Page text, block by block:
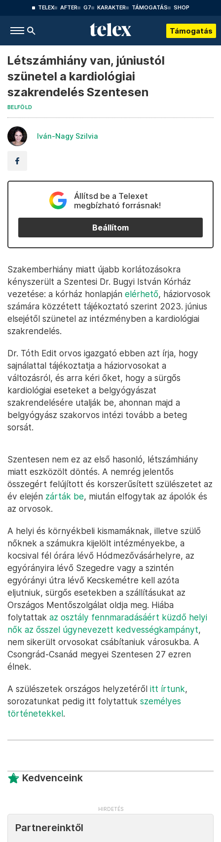
TELEX AFTER G7 KARAKTER TÁMOGATÁS SHOP
Támogatás
Létszámhiány van, júniustól
szünetel a kardiológiai
szakrendelés Szentesen
BELFÖLD
Iván-Nagy Szilvia
Állítsd be a Telexet
megbízható forrásnak!
Beállítom
Szakemberhiány miatt újabb korlátozásokra
kényszerült a Szentesi Dr. Bugyi István Kórház
vezetése: a kórház honlapján elérhető, háziorvosok
számára közzétett tájékoztató szerint 2023. június
elsejétől szünetel az intézményben a kardiológiai
szakrendelés.
Dr. Tóth Edit orvos igazgató ebben azt írja, hogy
sajnálattal tájékoztatja a háziorvosokat a
változásról, és arra kéri őket, hogy a sürgős
kardiológiai eseteket a belgyógyászat
szakrendelésére utalják be, ahonnan majd a
belgyógyász szakorvos intézi tovább a beteg
sorsát.
Szentesen nem ez az első hasonló, létszámhiány
miatt eszközölt döntés. A nemrég jelentős
összegért felújított és korszerűsített szülészetet az
év elején zárták be, miután elfogytak az ápolók és
az orvosok.
A helyi és környékbeli kismamáknak, illetve szülő
nőknek a számukra kijelölt intézményekbe, a
kocsival fél órára lévő Hódmezővásárhelyre, az
egyórányira lévő Szegedre vagy a szintén
egyórányi útra lévő Kecskemétre kell azóta
eljutniuk, sürgős esetekben a szállításukat az
Országos Mentőszolgálat oldja meg. Hiába
folytattak az osztály fennmaradásáért küzdő helyi
nők az ősszel úgynevezett kedvességkampányt,
nem sikerült orvosokat csábítaniuk városukba. A
Csongrád-Csanád megyei Szentesen 27 ezren
élnek.
A szülészetek országos helyzetéről itt írtunk,
sorozatunkat pedig itt folytattuk személyes
történetekkel.
Kedvenceink
Partnereinktől